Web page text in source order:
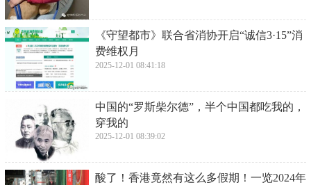
​《守望都市》联合省消协开启“诚信3·15”消
费维权月
2025-12-01 08:41:18
​中国的“罗斯柴尔德”，半个中国都吃我的，
穿我的
2025-12-01 08:39:02
​酸了！香港竟然有这么多假期！一览2024年